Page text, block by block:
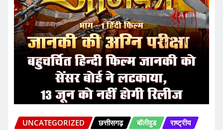
UNCATEGORIZED छत्तीसगढ़ बॉलीवुड राष्ट्रीय